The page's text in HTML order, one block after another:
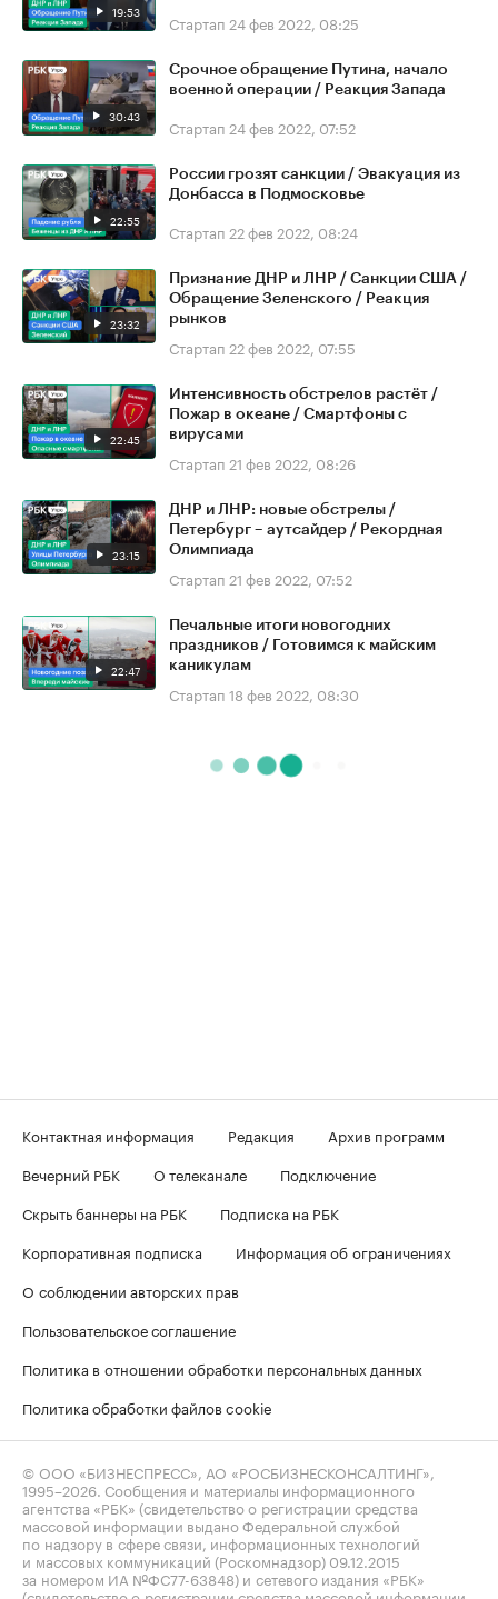
19:53 Стартап 24 фев 2022, 08:25
30:43
Срочное обращение Путина, начало
военной операции / Реакция Запада
Стартап 24 фев 2022, 07:52
22:55
России грозят санкции / Эвакуация из
Донбасса в Подмосковье
Стартап 22 фев 2022, 08:24
23:32
Признание ДНР и ЛНР / Санкции США /
Обращение Зеленского / Реакция
рынков
Стартап 22 фев 2022, 07:55
22:45
Интенсивность обстрелов растёт /
Пожар в океане / Смартфоны с
вирусами
Стартап 21 фев 2022, 08:26
23:15
ДНР и ЛНР: новые обстрелы /
Петербург – аутсайдер / Рекордная
Олимпиада
Стартап 21 фев 2022, 07:52
22:47
Печальные итоги новогодних
праздников / Готовимся к майским
каникулам
Стартап 18 фев 2022, 08:30
Контактная информация Редакция
Архив программ
Вечерний РБК
О телеканале
Подключение
Скрыть баннеры на РБК
Подписка на РБК
Корпоративная подписка
Информация об ограничениях
О соблюдении авторских прав
Пользовательское соглашение
Политика в отношении обработки персональных данных
Политика обработки файлов cookie
© ООО «БИЗНЕСПРЕСС», АО «РОСБИЗНЕСКОНСАЛТИНГ»,
1995–2026 . Сообщения и материалы информационного
агентства «РБК» (свидетельство о регистрации средства
массовой информации выдано Федеральной службой
по надзору в сфере связи, информационных технологий
и массовых коммуникаций (Роскомнадзор) 09.12.2015
за номером ИА №ФС77-63848) и сетевого издания «РБК»